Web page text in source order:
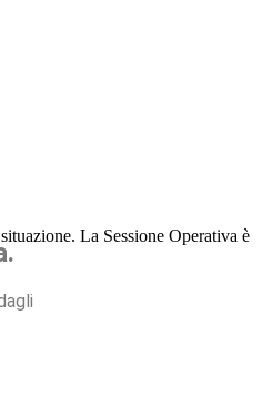
La Sessione Operativa è